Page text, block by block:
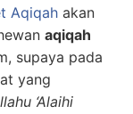
Aqiqah akan
aqiqah
supaya pada
yang
‘Alaihi